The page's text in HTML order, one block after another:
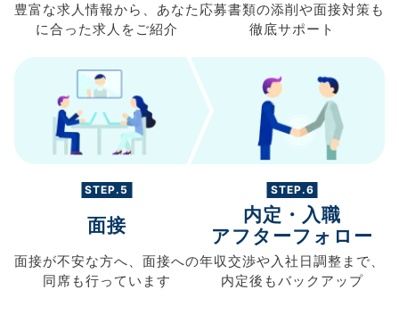
豊富な求人情報から、 あなた
に合った求人を ご紹介
応募書類の添削や面接対策も
徹底サポート
STEP.5
面接
面接が不安な方へ、 面接への
同席も行っています
STEP.6
内定・入職
アフターフォロー
年収交渉や入社日調整まで、
内定後もバックアップ